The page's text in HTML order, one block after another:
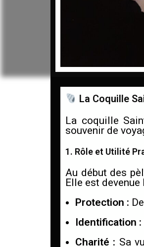
La Coquille
La coquille
souvenir de
1. Rôle et Utilité
Au début des
Elle est
Protection :
Identification :
Charité : Sa